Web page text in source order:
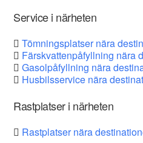
Service i närheten
Tömningsplatser nära
Färskvattenpåfyllning nära
Gasolpåfyllning nära
Husbilsservice nära
Rastplatser i närheten
Rastplatser nära